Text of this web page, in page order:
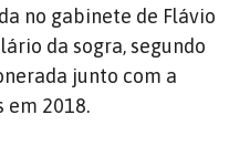
no gabinete de Flávio
da sogra, segundo
junto com a
em 2018.